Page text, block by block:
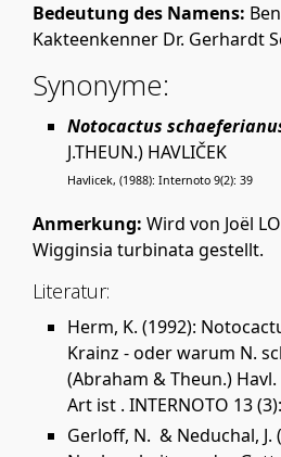
Bedeutung des Namens:
Kakteenkenner Dr. Gerhardt
Synonyme:
Notocactus
J.THEUN.) HAVLIČEK
Havlicek, (1988): Internoto 9(2): 39
Anmerkung: Wird von Joël
Wigginsia turbinata gestellt.
Literatur:
Herm, K. (1992):
Krainz - oder warum N.
(Abraham & Theun.)
Art ist . INTERNOTO 13
Gerloff, N. & Neduchal, J.